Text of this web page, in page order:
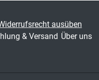
ausüben
& Versand Über uns